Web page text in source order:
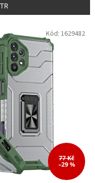
77 Kč
–29 %
Kód: 1629482